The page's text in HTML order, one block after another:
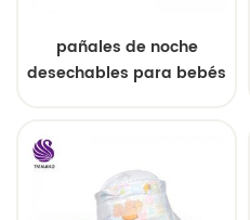
pañales de noche
desechables para bebés